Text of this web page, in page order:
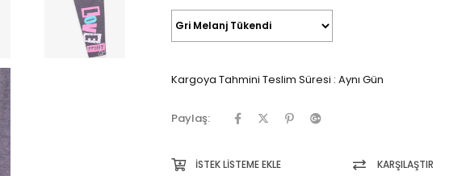
Kargoya Tahmini Teslim Süresi : Aynı Gün
Paylaş:
İSTEK LISTEME EKLE KARŞILAŞTIR